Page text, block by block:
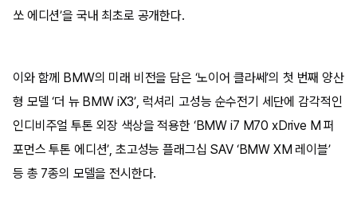
쏘 에디션’을 국내 최초로 공개한다.
이와 함께 BMW의 미래 비전을 담은 ‘노이어 클라쎄’의 첫 번째 양산
형 모델 ‘더 뉴 BMW iX3’, 럭셔리 고성능 순수전기 세단에 감각적인
인디비주얼 투톤 외장 색상을 적용한 ‘BMW i7 M70 xDrive M 퍼
포먼스 투톤 에디션’, 초고성능 플래그십 SAV ‘BMW XM 레이블’
등 총 7종의 모델을 전시한다.